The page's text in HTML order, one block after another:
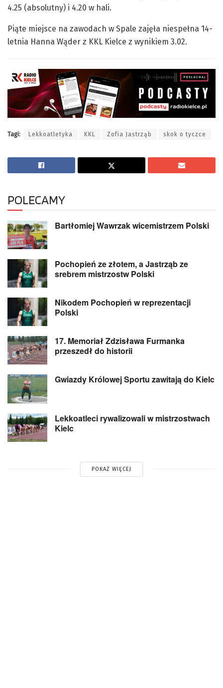
4.25 (absolutny) i 4.20 w hali.
Piąte miejsce na zawodach w Spale zajęła niespełna 14-
letnia Hanna Wąder z KKL Kielce z wynikiem 3.02.
Tagi: Lekkoatletyka KKL Zofia Jastrząb skok o tyczce
POLECAMY
Bartłomiej Wawrzak wicemistrzem Polski
Pochopień ze złotem, a Jastrząb ze
srebrem mistrzostw Polski
Nikodem Pochopień w reprezentacji
Polski
17. Memoriał Zdzisława Furmanka
przeszedł do historii
Gwiazdy Królowej Sportu zawitają do Kielc
Lekkoatleci rywalizowali w mistrzostwach
Kielc
POKAŻ WIĘCEJ